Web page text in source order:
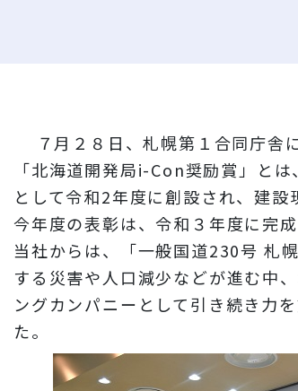
岩田地崎建設のCM
3分でわかる岩田地崎建設
７月２８日、札幌第１合同庁舎
「北海道開発局i-Con奨励賞」と
として令和2年度に創設され、建設
今年度の表彰は、令和３年度に完
当社からは、「一般国道230号 札
する災害や人口減少などが進む中
ングカンパニーとして引き続き力
た。